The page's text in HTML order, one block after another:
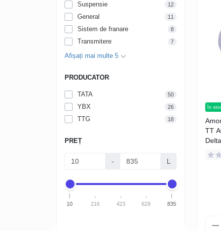
Suspensie 12
General 11
Sistem de franare 8
Transmitere 7
Afișați mai multe 5
PRODUCATOR
TATA 50
YBX 26
TTG 18
PREȚ
- L
10 216 423 629 835
în
TT